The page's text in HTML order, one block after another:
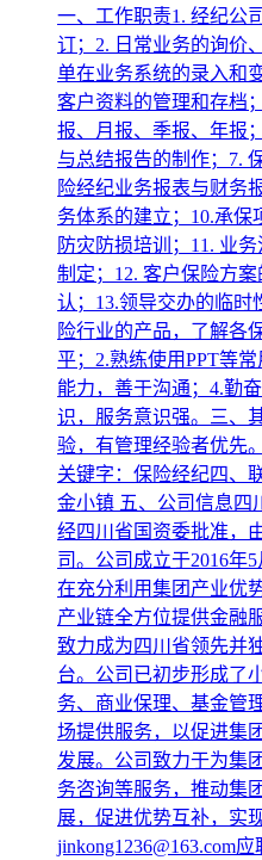
一、工作职责1. 经纪公
订；2. 日常业务的询价
单在业务系统的录入和
客户资料的管理和存档
报、月报、季报、年报
与总结报告的制作；7.
险经纪业务报表与财务
务体系的建立；10.承
防灾防损培训；11. 业
制定；12. 客户保险方
认；13.领导交办的临时
险行业的产品，了解各
平；2.熟练使用PPT等
能力，善于沟通；4.勤
识，服务意识强。三、
验，有管理经验者优先
关键字：保险经纪四、
金小镇 五、公司信息四
经四川省国资委批准，
司。公司成立于2016年
在充分利用集团产业优
产业链全方位提供金融
致力成为四川省领先并
台。公司已初步形成了
务、商业保理、基金管
场提供服务，以促进集
发展。公司致力于为集
务咨询等服务，推动集
展，促进优势互补，实
jinkong1236@163.com